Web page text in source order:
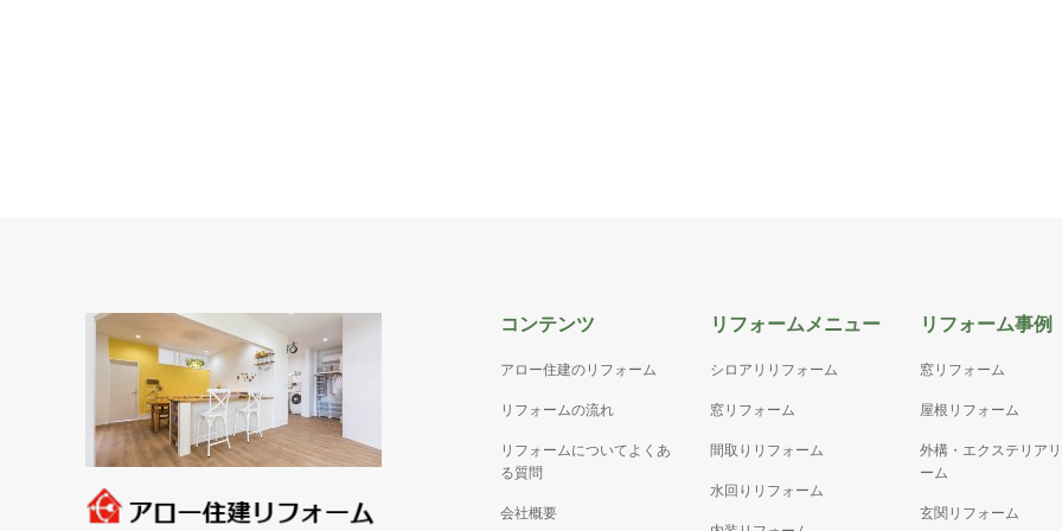
コンテンツ
アロー住建のリフォーム
リフォームの流れ
リフォームについてよくあ
る質問
会社概要
リフォームメニュー
シロアリリフォーム
窓リフォーム
間取りリフォーム
水回りリフォーム
リフォーム事例
窓リフォーム
屋根リフォーム
外構・エクステリア
ーム
玄関リフォーム